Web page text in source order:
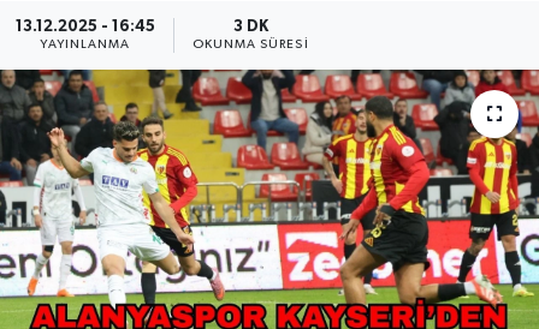
13.12.2025 - 16:45
YAYINLANMA
3 DK
OKUNMA SÜRESI
Güncel
Kültür & Sanat
Magazin
Resmi İlan
Sağlık & Yaşam